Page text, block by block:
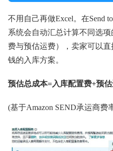
不用自己再做Excel。在Send
系统会自动汇总计算不同选
费与预估运费），卖家可以
钱的入库方案。
预估总成本=入库配置费+预
(基于Amazon SEND承运商